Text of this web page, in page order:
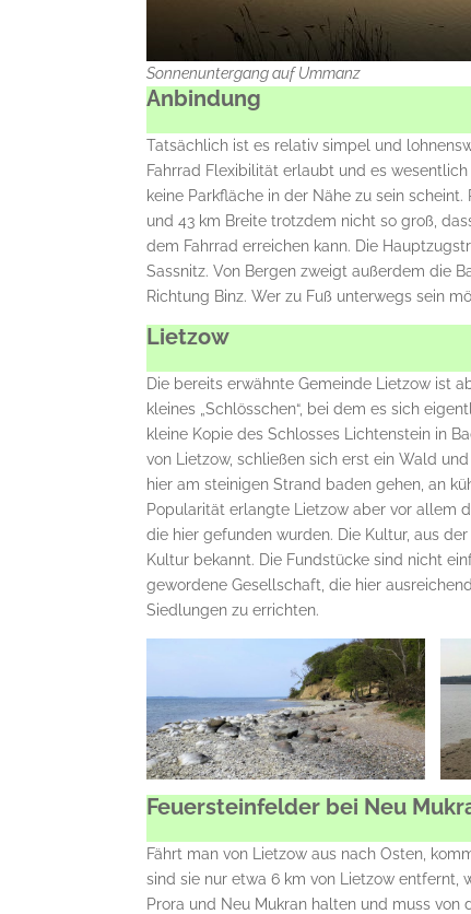
Sonnenuntergang auf Ummanz
Anbindung
Tatsächlich ist es relativ simpel und
Fahrrad Flexibilität erlaubt und es
keine Parkfläche in der Nähe zu sein
und 43 km Breite trotzdem nicht so groß,
dem Fahrrad erreichen kann. Die
Sassnitz. Von Bergen zweigt außerdem die
Richtung Binz. Wer zu Fuß unterwegs sein
Lietzow
Die bereits erwähnte Gemeinde Lietzow ist
kleines „Schlösschen“, bei dem es sich
kleine Kopie des Schlosses Lichtenstein in
von Lietzow, schließen sich erst ein Wald
hier am steinigen Strand baden gehen, an
Popularität erlangte Lietzow aber vor allem
die hier gefunden wurden. Die Kultur, aus
Kultur bekannt. Die Fundstücke sind nicht
gewordene Gesellschaft, die hier
Siedlungen zu errichten.
Feuersteinfelder bei Neu
Fährt man von Lietzow aus nach Osten,
sind sie nur etwa 6 km von Lietzow entfernt,
Prora und Neu Mukran halten und muss